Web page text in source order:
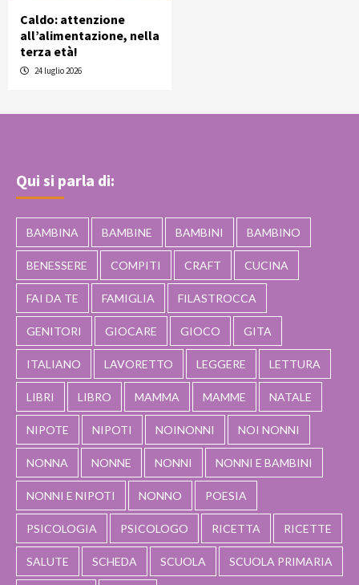
Caldo: attenzione
all’alimentazione, nella
terza età!
24 luglio 2026
Qui si parla di:
BAMBINA BAMBINE BAMBINI BAMBINO
BENESSERE COMPITI CRAFT CUCINA
FAI DA TE FAMIGLIA FILASTROCCA
GENITORI GIOCARE GIOCO GITA
ITALIANO LAVORETTO LEGGERE LETTURA
LIBRI LIBRO MAMMA MAMME NATALE
NIPOTE NIPOTI NOINONNI NOI NONNI
NONNA NONNE NONNI NONNI E BAMBINI
NONNI E NIPOTI NONNO POESIA
PSICOLOGIA PSICOLOGO RICETTA RICETTE
SALUTE SCHEDA SCUOLA SCUOLA PRIMARIA